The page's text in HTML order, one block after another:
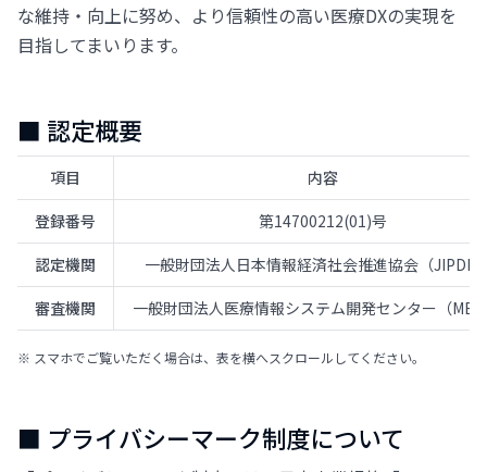
な維持・向上に努め、より信頼性の高い医療DXの実現を
目指してまいります。
■ 認定概要
項目
内容
登録番号
第14700212(01)号
認定機関
一般財団法人日本情報経済社会推進協会（
審査機関
一般財団法人医療情報システム開発センター（
■ プライバシーマーク制度について